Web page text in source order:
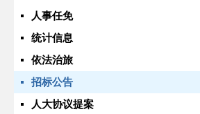
人事任免
统计信息
依法治旅
招标公告
人大协议提案